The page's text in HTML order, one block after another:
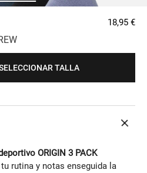
18,95 €
TALLA
ORIGIN 3 PACK
rutina y notas enseguida la